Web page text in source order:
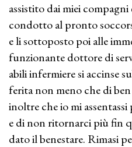
assistito dai miei
condotto al pronto
e li sottoposto poi alle
funzionante dottore di
abili infermiere si accinse
ferita non meno che di
inoltre che io mi
e di non ritornarci più fin
dato il benestare. Rimasi